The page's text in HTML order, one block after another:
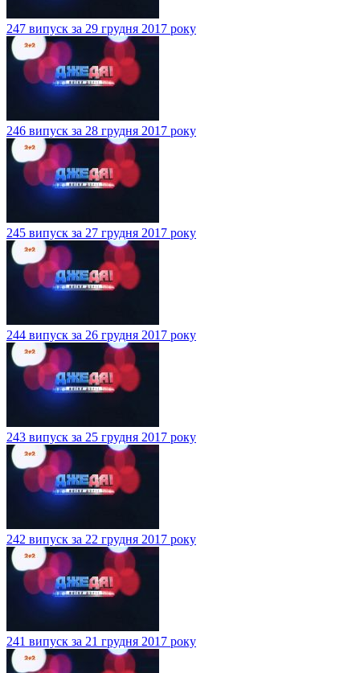
247 випуск за 29 грудня 2017 року
246 випуск за 28 грудня 2017 року
245 випуск за 27 грудня 2017 року
244 випуск за 26 грудня 2017 року
243 випуск за 25 грудня 2017 року
242 випуск за 22 грудня 2017 року
241 випуск за 21 грудня 2017 року